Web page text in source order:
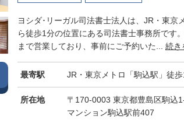
ヨシダ･リーガル司法書士法人は、JR・東京
ら徒歩1分の位置にある司法書士事務所です
まで営業しており、事前にご予約いた... 続き
最寄駅 JR・東京メトロ「駒込駅」徒
所在地
〒170-0003 東京都豊島区駒込
マンション駒込駅前407